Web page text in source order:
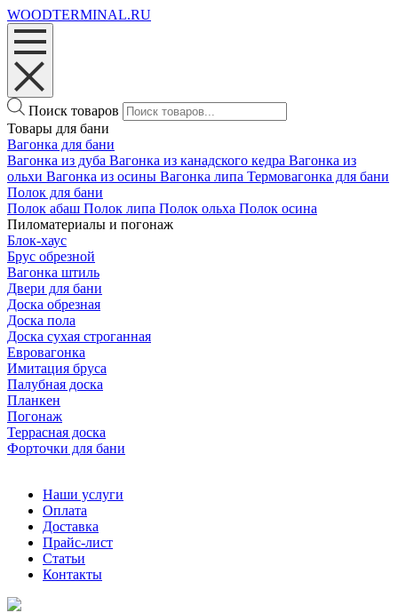
WOODTERMINAL.RU
Поиск товаров
Товары для бани
Вагонка для бани
Вагонка из дуба Вагонка из канадского кедра Вагонка из
ольхи Вагонка из осины Вагонка липа Термовагонка для бани
Полок для бани
Полок абаш Полок липа Полок ольха Полок осина
Пиломатериалы и погонаж
Блок-хаус
Брус обрезной
Вагонка штиль
Двери для бани
Доска обрезная
Доска пола
Доска сухая строганная
Евровагонка
Имитация бруса
Палубная доска
Планкен
Погонаж
Террасная доска
Форточки для бани
Наши услуги
Оплата
Доставка
Прайс-лист
Статьи
Контакты